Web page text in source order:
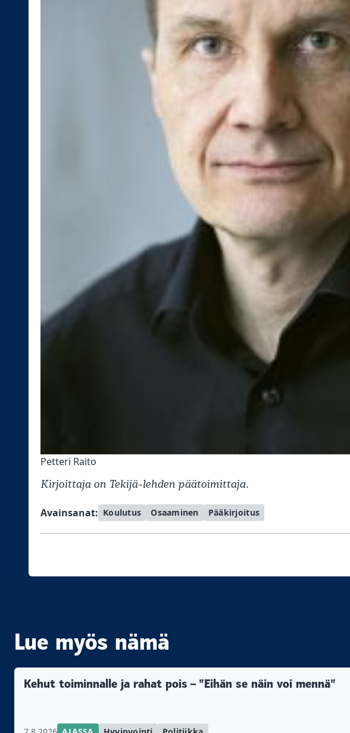
Petteri Raito
Kirjoittaja on Tekijä-lehden päätoimittaja.
Avainsanat: Koulutus Osaaminen Pääkirjoitus
Lue myös nämä
Kehut toiminnalle ja rahat pois – ”Eihän se näin voi mennä”